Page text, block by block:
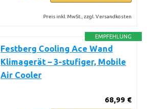
Preis inkl. MwSt., zzgl. Versandkosten
EMPFEHLUNG
Festberg Cooling Ace Wand
Klimagerät – 3-stufiger, Mobile
Air Cooler
68,99 €